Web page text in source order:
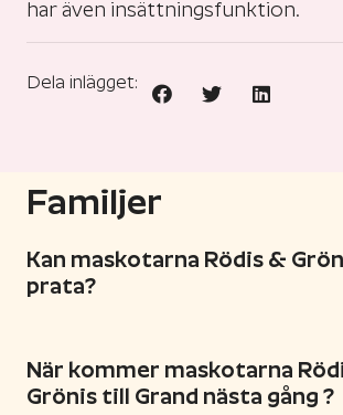
har även insättningsfunktion.
Dela inlägget:
Familjer
Kan maskotarna Rödis &
prata?
När kommer maskotarna
Grönis till Grand nästa gång ?